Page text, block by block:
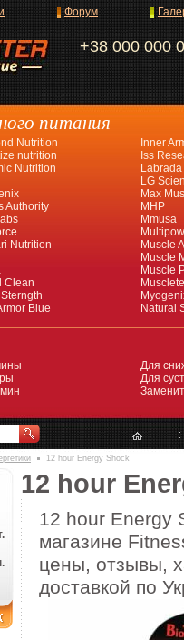
+38 000 000
Форум
питания
Nutrition
nutrition
Nutrition
Authority
Nutrition
Clean
Blue
Inner
Iss
Labrada
LG
Max
MHP
Mmusa
Muscle
Muscle
Muscle
Natural
Для
Для
12 hour Energy Shock
12 hour
12 hour Energy
магазине
цены, отзывы,
доставкой по